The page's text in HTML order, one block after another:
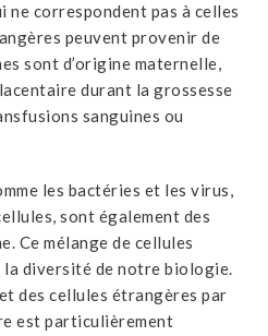
ne correspondent pas à celles
peuvent provenir de
sont d’origine maternelle,
durant la grossesse
sanguines ou
les bactéries et les virus,
sont également des
Ce mélange de cellules
diversité de notre biologie.
des cellules étrangères par
est particulièrement